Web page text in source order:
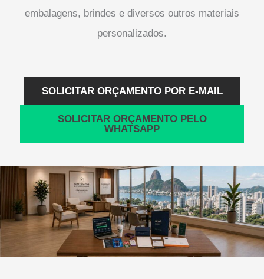
embalagens, brindes e diversos outros materiais
personalizados.
SOLICITAR ORÇAMENTO POR E-MAIL
SOLICITAR ORÇAMENTO PELO
WHATSAPP